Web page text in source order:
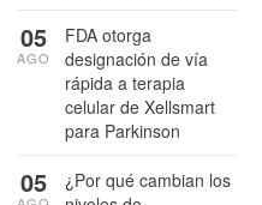
FDA otorga
designación de vía
rápida a terapia
celular de Xellsmart
para Parkinson
05
AGO
¿Por qué cambian los
05